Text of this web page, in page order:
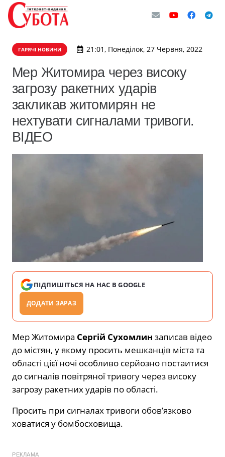
ГАРЯЧІ НОВИНИ 21:01, Понеділок, 27 Червня, 2022
Мер Житомира через високу
загрозу ракетних ударів
закликав житомирян не
нехтувати сигналами тривоги.
ВІДЕО
ПІДПИШІТЬСЯ НА НАС В GOOGLE
ДОДАТИ ЗАРАЗ
Мер Житомира Сергій Сухомлин записав відео
до містян, у якому просить мешканців міста та
області цієї ночі особливо серйозно постаитися
до сигналів повітряної тривогу через високу
загрозу ракетних ударів по області.
Просить при сигналах тривоги обовʼязково
ховатися у бомбосховища.
РЕКЛАМА